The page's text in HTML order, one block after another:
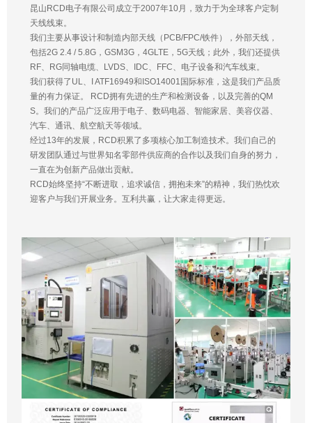
昆山RCD电子有限公司成立于2007年10月，致力于为全球客户定制
天线线束。
我们主要从事设计和制造内部天线（PCB/FPC/铁件），外部天线，
包括2G 2.4 / 5.8G，GSM3G，4GLTE，5G天线；此外，我们还提供
RF、RG同轴电缆、LVDS、IDC、FFC、电子设备和汽车线束。
我们获得了UL、I ATF16949和ISO14001国际标准，这是我们产品质
量的有力保证。 RCD拥有先进的生产和检测设备，以及完善的QM
S。我们的产品广泛应用于电子、数码电器、智能家居、美容仪器、
汽车、通讯、航空航天等领域。
经过13年的发展，RCD积累了多项核心加工制造技术。我们自己的
研发团队通过与世界知名零部件供应商的合作以及我们自身的努力，
一直在为创新产品做出贡献。
RCD始终坚持“不断进取，追求诚信，拥抱未来”的精神，我们热忱欢
迎客户与我们开展业务。互利共赢，让大家走得更远。